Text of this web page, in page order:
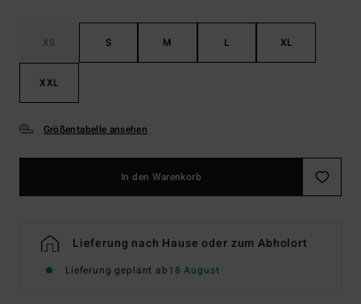
XS S M L XL
XXL
Größentabelle ansehen
In den Warenkorb
Lieferung nach Hause oder zum Abholort
Lieferung geplant ab18 August